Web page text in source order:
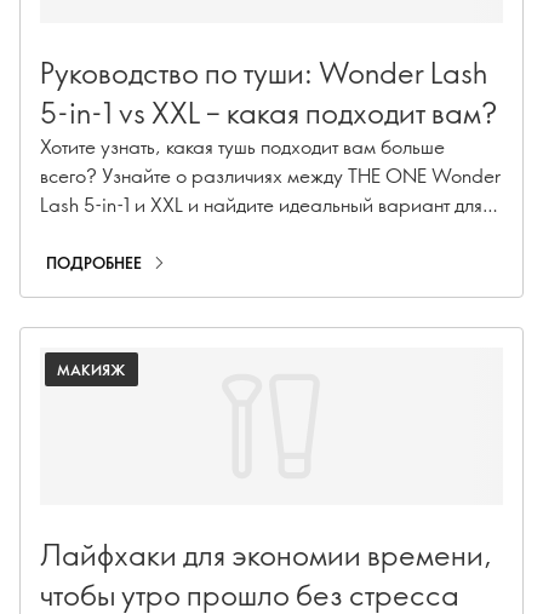
Руководство по туши: Wonder Lash
5-in-1 vs XXL – какая подходит вам?
Хотите узнать, какая тушь подходит вам больше
всего? Узнайте о различиях между THE ONE Wonder
Lash 5-in-1 и XXL и найдите идеальный вариант для
ПОДРОБНЕЕ
МАКИЯЖ
Лайфхаки для экономии времени,
чтобы утро прошло без стресса